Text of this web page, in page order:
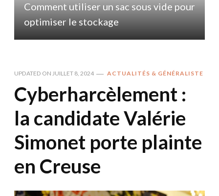
Comment utiliser un sac sous vide pour
optimiser le stockage
UPDATED ON JUILLET 8, 2024 ACTUALITÉS & GÉNÉRALISTE
Cyberharcèlement :
la candidate Valérie
Simonet porte plainte
en Creuse